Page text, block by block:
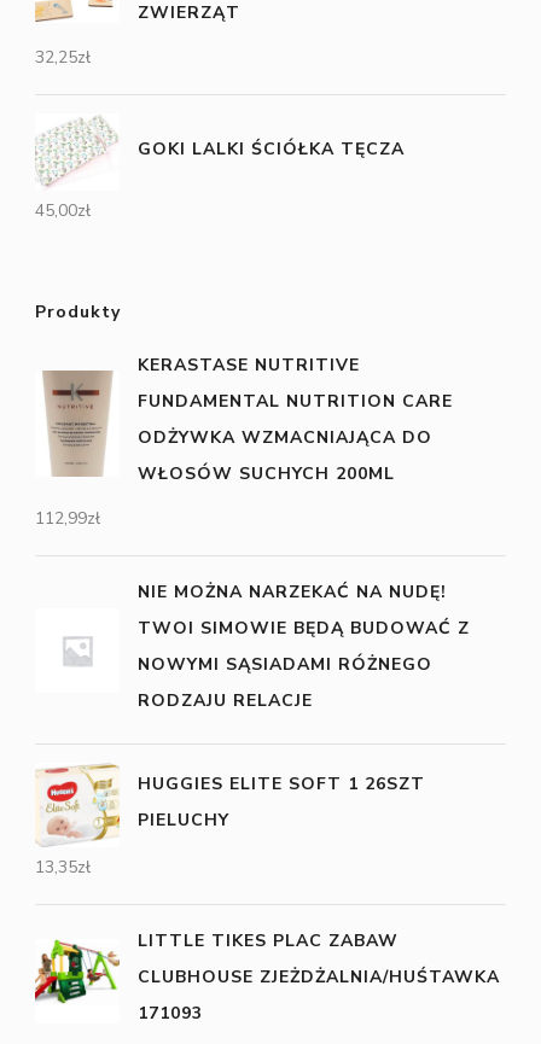
ZWIERZĄT
32,25zł
GOKI LALKI ŚCIÓŁKA TĘCZA
45,00zł
Produkty
KERASTASE NUTRITIVE
FUNDAMENTAL NUTRITION CARE
ODŻYWKA WZMACNIAJĄCA DO
WŁOSÓW SUCHYCH 200ML
112,99zł
NIE MOŻNA NARZEKAĆ NA NUDĘ!
TWOI SIMOWIE BĘDĄ BUDOWAĆ Z
NOWYMI SĄSIADAMI RÓŻNEGO
RODZAJU RELACJE
HUGGIES ELITE SOFT 1 26SZT
PIELUCHY
13,35zł
LITTLE TIKES PLAC ZABAW
CLUBHOUSE ZJEŻDŻALNIA/HUŚTAWKA
171093